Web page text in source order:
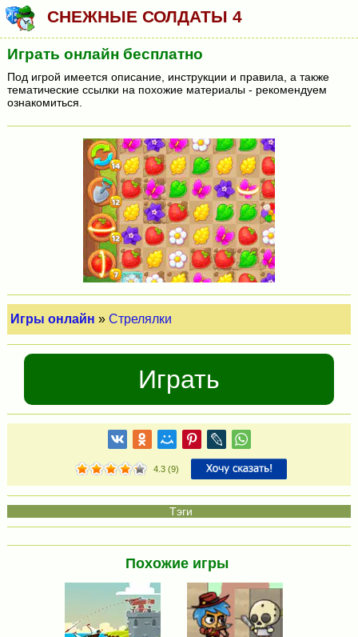
СНЕЖНЫЕ СОЛДАТЫ 4
Играть онлайн бесплатно
Под игрой имеется описание, инструкции и правила, а также
тематические ссылки на похожие материалы - рекомендуем
ознакомиться.
Игры онлайн »Стрелялки
Играть
4.3(9)
Похожие игры